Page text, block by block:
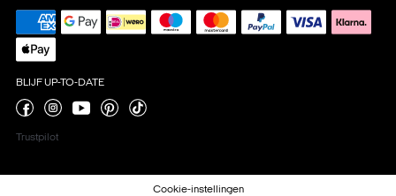
BLIJF UP-TO-DATE
Trustpilot
Cookie-instellingen